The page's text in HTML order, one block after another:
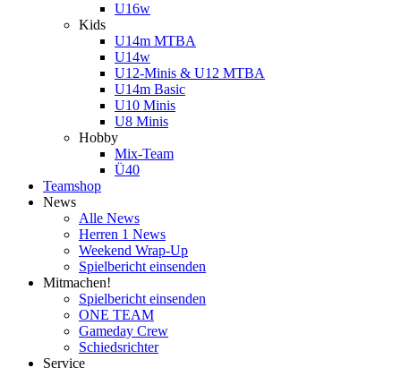
U16w
Kids
U14m MTBA
U14w
U12-Minis & U12 MTBA
U14m Basic
U10 Minis
U8 Minis
Hobby
Mix-Team
Ü40
Teamshop
News
Alle News
Herren 1 News
Weekend Wrap-Up
Spielbericht einsenden
Mitmachen!
Spielbericht einsenden
ONE TEAM
Gameday Crew
Schiedsrichter
Service